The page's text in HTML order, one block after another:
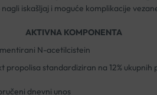
iskašljaj i moguće komplikacije
AKTIVNA KOMPONENTA
N-acetilcistein
propolisa standardiziran na 12% ukupnih
dnevni unos